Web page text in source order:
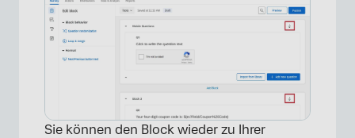
Sie können den Block wieder zu Ihrer